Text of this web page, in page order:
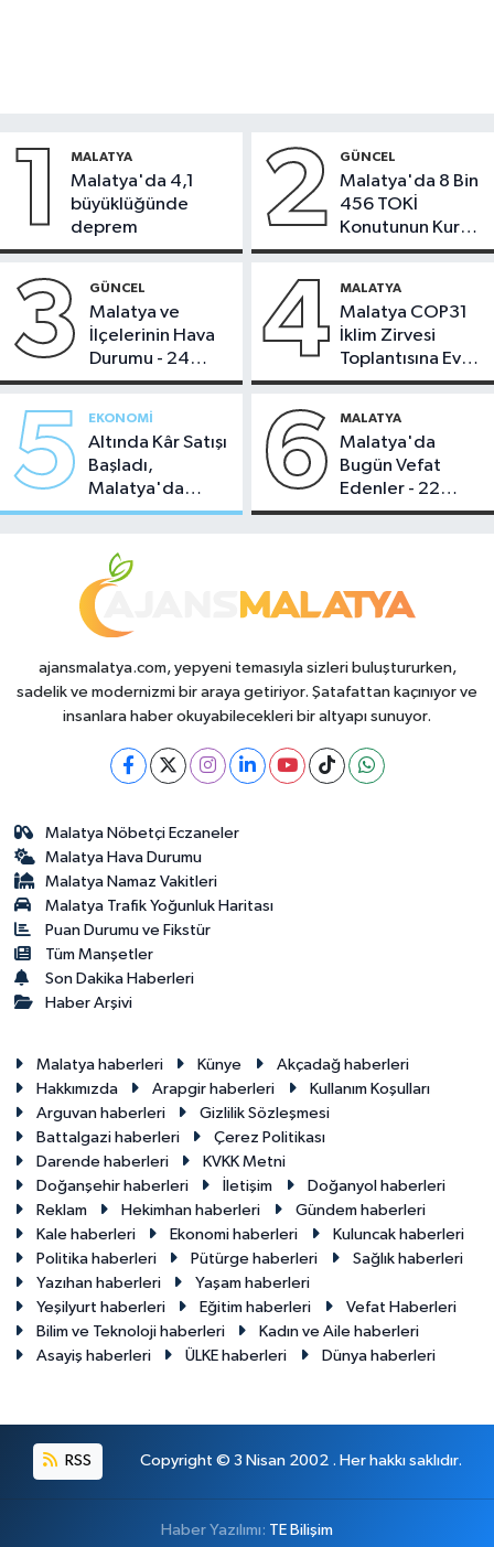
1 MALATYA
Malatya'da 4,1
büyüklüğünde
deprem
2 GÜNCEL
Malatya'da 8 Bin
456 TOKİ
Konutunun Kurası
Bugün Çekiliyor
3 GÜNCEL
Malatya ve
İlçelerinin Hava
Durumu - 24
Temmuz 2026
4 MALATYA
Malatya COP31
İklim Zirvesi
Toplantısına Ev
Sahipliği Yaptı
5 EKONOMI
Altında Kâr Satışı
Başladı,
Malatya'da
Makas Ne
6 MALATYA
Malatya'da
Bugün Vefat
Edenler - 22
Temmuz 2026
ajansmalatya.com, yepyeni temasıyla sizleri buluştururken,
sadelik ve modernizmi bir araya getiriyor. Şatafattan kaçınıyor ve
insanlara haber okuyabilecekleri bir altyapı sunuyor.
Malatya Nöbetçi Eczaneler
Malatya Hava Durumu
Malatya Namaz Vakitleri
Malatya Trafik Yoğunluk Haritası
Puan Durumu ve Fikstür
Tüm Manşetler
Son Dakika Haberleri
Haber Arşivi
Malatya haberleri Künye
Akçadağ haberleri
Hakkımızda
Arapgir haberleri
Kullanım Koşulları
Arguvan haberleri
Gizlilik Sözleşmesi
Battalgazi haberleri
Çerez Politikası
Darende haberleri
KVKK Metni
Doğanşehir haberleri
İletişim
Doğanyol haberleri
Reklam
Hekimhan haberleri
Gündem haberleri
Kale haberleri
Ekonomi haberleri
Kuluncak haberleri
Politika haberleri
Pütürge haberleri
Sağlık haberleri
Yazıhan haberleri
Yaşam haberleri
Yeşilyurt haberleri
Eğitim haberleri
Vefat Haberleri
Bilim ve Teknoloji haberleri
Kadın ve Aile haberleri
Asayiş haberleri
ÜLKE haberleri Dünya haberleri
RSS Copyright © 3 Nisan 2002 . Her hakkı saklıdır.
Haber Yazılımı: TE Bilişim